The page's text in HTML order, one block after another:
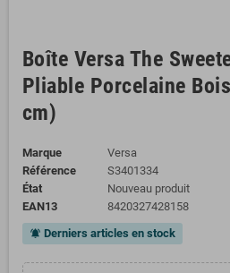
Boîte Versa The
Pliable Porcelaine
cm)
Marque
Versa
Référence
S3401334
État
Nouveau produit
EAN13
8420327428158
notifications_active Derniers articles en stock